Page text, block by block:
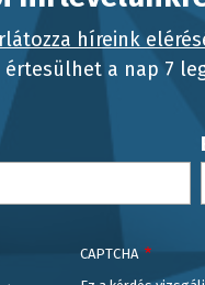
híreink
a nap 7
CAPTCHA